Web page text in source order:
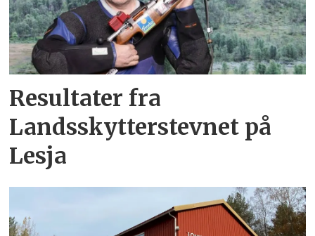
Resultater fra
Landsskytterstevnet på
Lesja